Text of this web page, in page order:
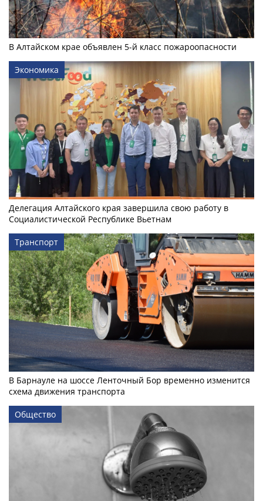
В Алтайском крае объявлен 5-й класс пожароопасности
Экономика
Делегация Алтайского края завершила свою работу в
Социалистической Республике Вьетнам
Транспорт
В Барнауле на шоссе Ленточный Бор временно изменится
схема движения транспорта
Общество